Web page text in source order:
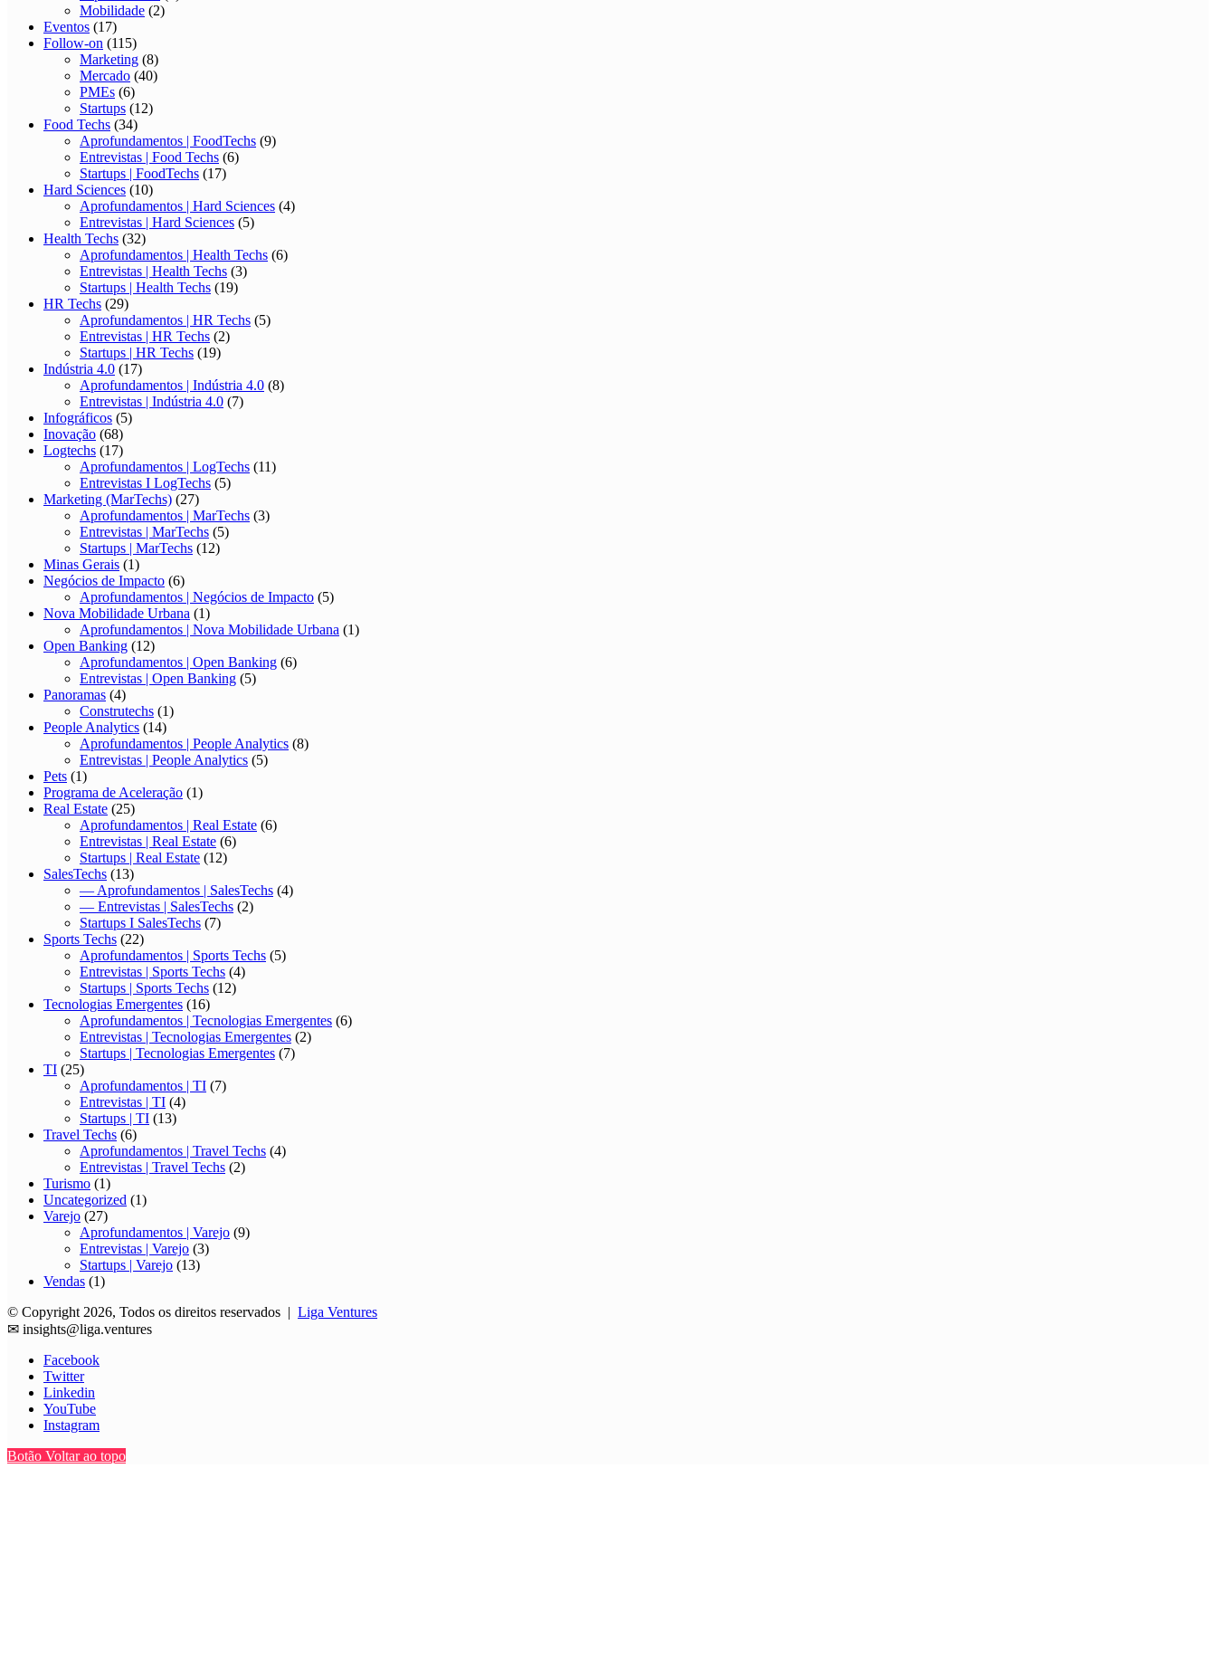
Mobilidade (2)
Eventos (17)
Follow-on (115)
Marketing (8)
Mercado (40)
PMEs (6)
Startups (12)
Food Techs (34)
Aprofundamentos | FoodTechs (9)
Entrevistas | Food Techs (6)
Startups | FoodTechs (17)
Hard Sciences (10)
Aprofundamentos | Hard Sciences (4)
Entrevistas | Hard Sciences (5)
Health Techs (32)
Aprofundamentos | Health Techs (6)
Entrevistas | Health Techs (3)
Startups | Health Techs (19)
HR Techs (29)
Aprofundamentos | HR Techs (5)
Entrevistas | HR Techs (2)
Startups | HR Techs (19)
Indústria 4.0 (17)
Aprofundamentos | Indústria 4.0 (8)
Entrevistas | Indústria 4.0 (7)
Infográficos (5)
Inovação (68)
Logtechs (17)
Aprofundamentos | LogTechs (11)
Entrevistas I LogTechs (5)
Marketing (MarTechs) (27)
Aprofundamentos | MarTechs (3)
Entrevistas | MarTechs (5)
Startups | MarTechs (12)
Minas Gerais (1)
Negócios de Impacto (6)
Aprofundamentos | Negócios de Impacto (5)
Nova Mobilidade Urbana (1)
Aprofundamentos | Nova Mobilidade Urbana (1)
Open Banking (12)
Aprofundamentos | Open Banking (6)
Entrevistas | Open Banking (5)
Panoramas (4)
Construtechs (1)
People Analytics (14)
Aprofundamentos | People Analytics (8)
Entrevistas | People Analytics (5)
Pets (1)
Programa de Aceleração (1)
Real Estate (25)
Aprofundamentos | Real Estate (6)
Entrevistas | Real Estate (6)
Startups | Real Estate (12)
SalesTechs (13)
— Aprofundamentos | SalesTechs (4)
— Entrevistas | SalesTechs (2)
Startups I SalesTechs (7)
Sports Techs (22)
Aprofundamentos | Sports Techs (5)
Entrevistas | Sports Techs (4)
Startups | Sports Techs (12)
Tecnologias Emergentes (16)
Aprofundamentos | Tecnologias Emergentes (6)
Entrevistas | Tecnologias Emergentes (2)
Startups | Tecnologias Emergentes (7)
TI (25)
Aprofundamentos | TI (7)
Entrevistas | TI (4)
Startups | TI (13)
Travel Techs (6)
Aprofundamentos | Travel Techs (4)
Entrevistas | Travel Techs (2)
Turismo (1)
Uncategorized (1)
Varejo (27)
Aprofundamentos | Varejo (9)
Entrevistas | Varejo (3)
Startups | Varejo (13)
Vendas (1)
© Copyright 2026, Todos os direitos reservados | Liga Ventures
✉ insights@liga.ventures
Facebook
Twitter
Linkedin
YouTube
Instagram
Botão Voltar ao topo